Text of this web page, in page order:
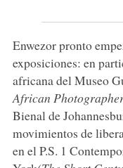
Enwezor pronto
exposiciones: en
africana del Museo
African
Bienal de
movimientos de
en el P.S. 1